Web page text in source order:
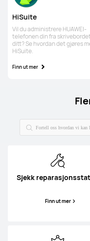
HiSuite
Vil du administrere HUAWEI-
telefonen din fra
ditt? Se hvordan det gjøres
HiSuite.
Finn ut mer
Sjekk
Finn ut mer